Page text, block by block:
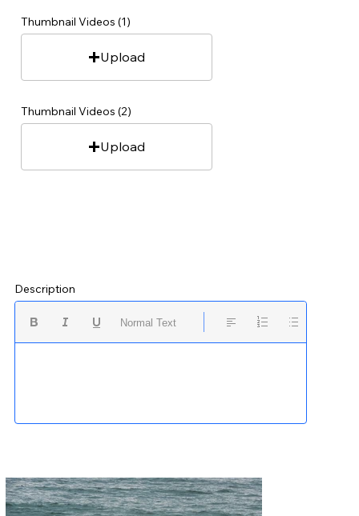
Thumbnail Videos (1)
Upload
Thumbnail Videos (2)
Upload
Description
Normal Text